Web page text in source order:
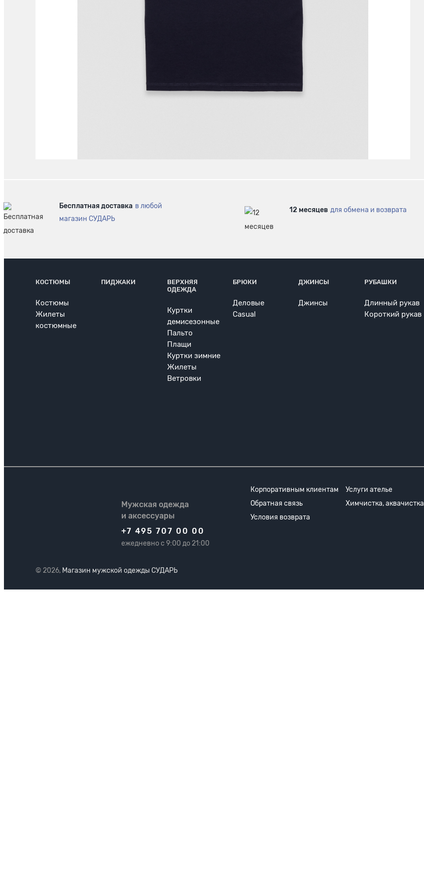
Бесплатная доставка в любой
магазин СУДАРЬ
12 месяцев для обмена и возврата
КОСТЮМЫ
Костюмы
Жилеты
костюмные
ПИДЖАКИ
ВЕРХНЯЯ
ОДЕЖДА
Куртки
демисезонные
Пальто
Плащи
Куртки зимние
Жилеты
Ветровки
БРЮКИ
Деловые
Casual
ДЖИНСЫ
Джинсы
РУБАШКИ
Длинный рукав
Короткий рукав
Мужская одежда
и аксессуары
+7 495 707 00 00
ежедневно с 9:00 до 21:00
Корпоративным клиентам
Услуги ателье
Обратная связь
Химчистка, аквачистка
Условия возврата
© 2026, Магазин мужской одежды СУДАРЬ